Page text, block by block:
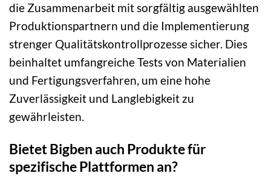
die Zusammenarbeit mit sorgfältig ausgewählten
Produktionspartnern und die Implementierung
strenger Qualitätskontrollprozesse sicher. Dies
beinhaltet umfangreiche Tests von Materialien
und Fertigungsverfahren, um eine hohe
Zuverlässigkeit und Langlebigkeit zu
gewährleisten.
Bietet Bigben auch Produkte für
spezifische Plattformen an?